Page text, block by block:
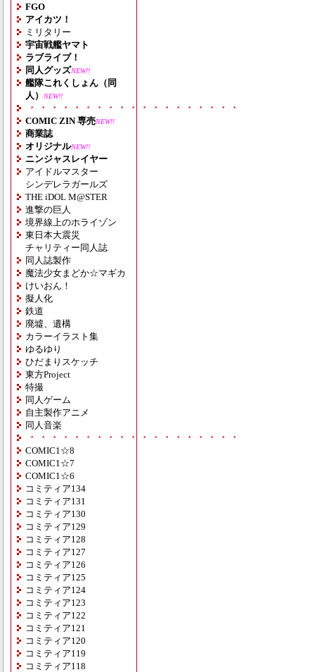
FGO
アイカツ！
ミリタリー
宇宙戦艦ヤマト
ラブライブ！
同人グッズNEW!!
艦隊これくしょん（同
人）
NEW!!
・・・・・・・・・・・・・・・・・・・
COMIC ZIN 専売NEW!!
商業誌
オリジナルNEW!!
ニンジャスレイヤー
アイドルマスター
シンデレラガールズ
THE iDOL M@STER
進撃の巨人
境界線上のホライゾン
東日本大震災
チャリティー同人誌
同人誌製作
魔法少女まどか☆マギカ
けいおん！
擬人化
鉄道
廃墟、遺構
カラーイラスト集
ゆるゆり
ひだまりスケッチ
東方Project
特撮
同人ゲーム
自主製作アニメ
同人音楽
・・・・・・・・・・・・・・・・・・・
COMIC1☆8
COMIC1☆7
COMIC1☆6
コミティア134
コミティア131
コミティア130
コミティア129
コミティア128
コミティア127
コミティア126
コミティア125
コミティア124
コミティア123
コミティア122
コミティア121
コミティア120
コミティア119
コミティア118